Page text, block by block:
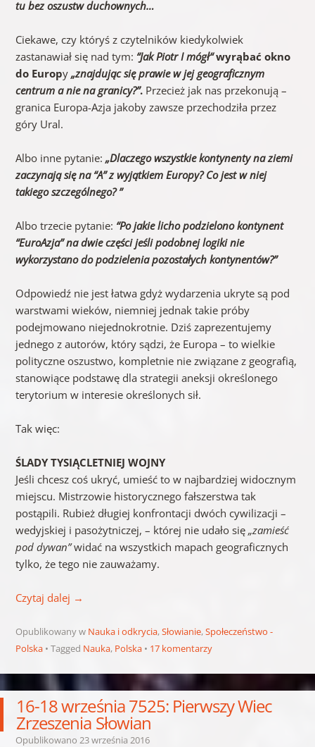
tu bez oszustw duchownych…
Ciekawe, czy któryś z czytelników kiedykolwiek
zastanawiał się nad tym: “Jak Piotr I mógł“ wyrąbać okno
do Europy „znajdując się prawie w jej geograficznym
centrum a nie na granicy?”.Przecież jak nas przekonują –
granica Europa-Azja jakoby zawsze przechodziła przez
góry Ural.
Albo inne pytanie: „Dlaczego wszystkie kontynenty na ziemi
zaczynają się na “A” z wyjątkiem Europy? Co jest w niej
takiego szczególnego? ”
Albo trzecie pytanie: “Po jakie licho podzielono kontynent
“EuroAzja” na dwie części jeśli podobnej logiki nie
wykorzystano do podzielenia pozostałych kontynentów?”
Odpowiedź nie jest łatwa gdyż wydarzenia ukryte są pod
warstwami wieków, niemniej jednak takie próby
podejmowano niejednokrotnie. Dziś zaprezentujemy
jednego z autorów, który sądzi, że Europa – to wielkie
polityczne oszustwo, kompletnie nie związane z geografią,
stanowiące podstawę dla strategii aneksji określonego
terytorium w interesie określonych sił.
Tak więc:
ŚLADY TYSIĄCLETNIEJ WOJNY
Jeśli chcesz coś ukryć, umieść to w najbardziej widocznym
miejscu. Mistrzowie historycznego fałszerstwa tak
postąpili. Rubież długiej konfrontacji dwóch cywilizacji –
wedyjskiej i pasożytniczej, – której nie udało się „zamieść
pod dywan”widać na wszystkich mapach geograficznych
tylko, że tego nie zauważamy.
Czytaj dalej →
Opublikowany w Nauka i odkrycia,Słowianie,Społeczeństwo -
Polska
Tagged Nauka, Polska 17 komentarzy
16-18 września 7525: Pierwszy Wiec
Zrzeszenia Słowian
Opublikowano 23 września 2016